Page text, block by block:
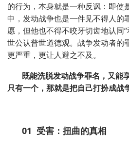
的行为，本身就是一种反讽：即使
中，发动战争也是一件见不得人的
愿，但他也不得不咬牙切齿地认同
世公认普世道德观。战争发动者的
更严重，更让人避之不及。
既能洗脱发动战争罪名，又能
只有一个，那就是把自己打扮成战
01 受害：扭曲的真相